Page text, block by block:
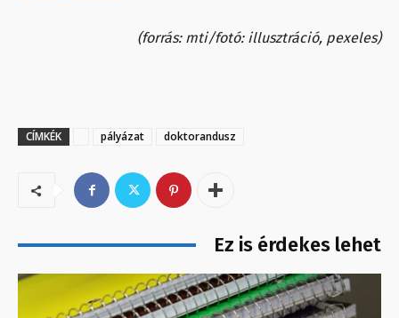
(forrás: mti/fotó: illusztráció, pexeles)
CÍMKÉK pályázat doktorandusz
Ez is érdekes lehet